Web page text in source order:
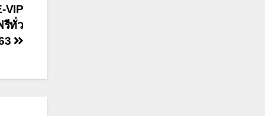
VIP
รีทั่ว